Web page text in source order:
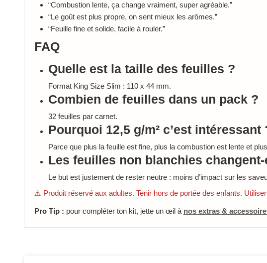
“Combustion lente, ça change vraiment, super agréable.”
“Le goût est plus propre, on sent mieux les arômes.”
“Feuille fine et solide, facile à rouler.”
FAQ
Quelle est la taille des feuilles ?
Format King Size Slim : 110 x 44 mm.
Combien de feuilles dans un pack ?
32 feuilles par carnet.
Pourquoi 12,5 g/m² c’est intéressant
Parce que plus la feuille est fine, plus la combustion est lente et
Les feuilles non blanchies
Le but est justement de rester neutre : moins d’impact sur les
⚠️ Produit réservé aux adultes. Tenir hors de portée des enfants.
Pro Tip : pour compléter ton kit, jette un œil à nos extras &